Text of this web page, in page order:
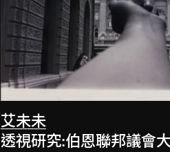
艾未未
透視研究:伯恩聯邦議會